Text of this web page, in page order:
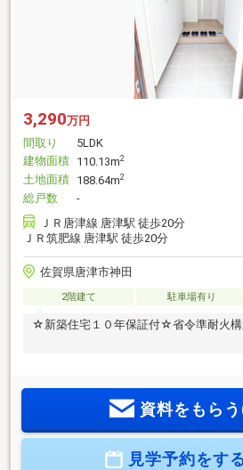
3,290万円
間取り
5LDK
建物面積 110.13m2
土地面積 188.64m2
総戸数
-
ＪＲ唐津線 唐津駅 徒歩20分
ＪＲ筑肥線 唐津駅 徒歩20分
佐賀県唐津市神田
2階建て 駐車場有り
☆新築住宅１０年保証付☆省令準耐火構
資料をもら
見学予約をす